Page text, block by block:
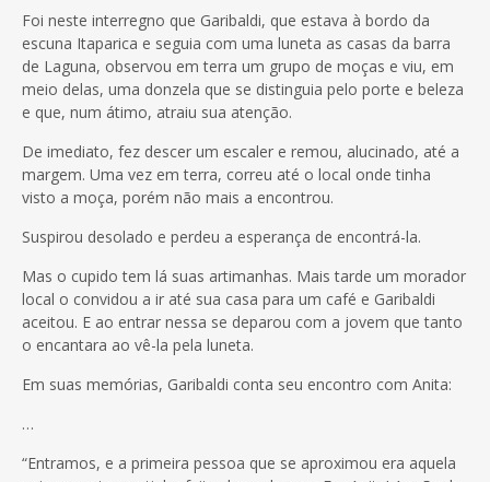
Foi neste interregno que Garibaldi, que estava à bordo da
escuna Itaparica e seguia com uma luneta as casas da barra
de Laguna, observou em terra um grupo de moças e viu, em
meio delas, uma donzela que se distinguia pelo porte e beleza
e que, num átimo, atraiu sua atenção.
De imediato, fez descer um escaler e remou, alucinado, até a
margem. Uma vez em terra, correu até o local onde tinha
visto a moça, porém não mais a encontrou.
Suspirou desolado e perdeu a esperança de encontrá-la.
Mas o cupido tem lá suas artimanhas. Mais tarde um morador
local o convidou a ir até sua casa para um café e Garibaldi
aceitou. E ao entrar nessa se deparou com a jovem que tanto
o encantara ao vê-la pela luneta.
Em suas memórias, Garibaldi conta seu encontro com Anita:
…
“Entramos, e a primeira pessoa que se aproximou era aquela